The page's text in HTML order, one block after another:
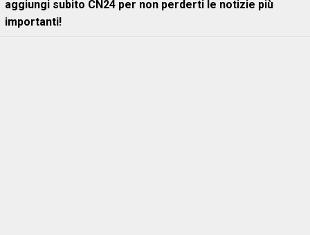
aggiungi subito CN24 per non perderti le notizie più
importanti!